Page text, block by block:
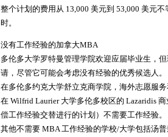
整个计划的费用从 13,000 美元到 53,000 美元
时。
没有工作经验的加拿大MBA
多伦多大学罗特曼管理学院欢迎应届毕业生，
请，尽管它可能会考虑没有经验的优秀候选人。
在多伦多约克大学舒立克商学院，海外志愿服
在 Wilfrid Laurier 大学多伦多校区的 Lazaridis
偿工作经验交替进行的计划）不需要工作经验。
其他不需要 MBA 工作经验的学校/大学包括汤